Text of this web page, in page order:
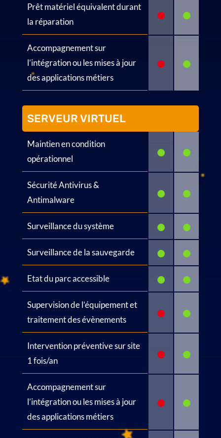
Prêt matériel équivalent durant
la réparation
• •
Accompagnement sur
l’intégration ou les mises à jour
des applications métiers
• •
SERVEUR VIRTUEL
Maintien en condition
opérationnel
• •
Sécurité Antivirus &
Antimalware
• •
Surveillance du système • •
Surveillance de la sauvegarde • •
Etat du parc accessible • •
Supervision de l’équipement et
traitement des évènements
• •
Intervention préventive sur site
1 fois/an
• •
Accompagnement sur
l’intégration ou les mises à jour
des applications métiers
• •